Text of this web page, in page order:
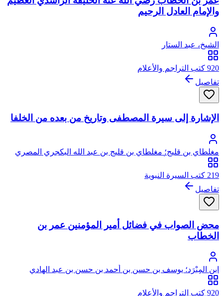
والإمام العادل الرحيم
الشيخ، عبد الستار
920 كتب التراجم والأعلام
تفاصيل
الإشارة إلى سيرة المصطفى وتاريخ من بعده من الخلفا
مغلطاي بن قليج؛ مغلطاي بن قليج بن عبد الله البكجري المصري
الحكري الحنفي، أبو عبد الله، علاء الدين
219 كتب السيرة النبوية
تفاصيل
محض الصواب في فضائل أمير المؤمنين عمر بن
الخطاب
ابن المِبْرَد؛ يوسف بن حسن بن أحمد بن حسن بن عبد الهادي
الصالحي، جمال الدين، ابن المبرد
920 كتب التراجم والأعلام